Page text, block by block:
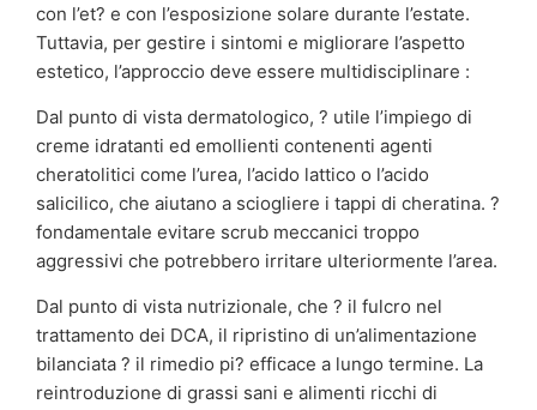
con l’et? e con l’esposizione solare durante l’estate.
Tuttavia, per gestire i sintomi e migliorare l’aspetto
estetico, l’approccio deve essere multidisciplinare :
Dal punto di vista dermatologico, ? utile l’impiego di
creme idratanti ed emollienti contenenti agenti
cheratolitici come l’urea, l’acido lattico o l’acido
salicilico, che aiutano a sciogliere i tappi di cheratina. ?
fondamentale evitare scrub meccanici troppo
aggressivi che potrebbero irritare ulteriormente l’area.
Dal punto di vista nutrizionale, che ? il fulcro nel
trattamento dei DCA, il ripristino di un’alimentazione
bilanciata ? il rimedio pi? efficace a lungo termine. La
reintroduzione di grassi sani e alimenti ricchi di